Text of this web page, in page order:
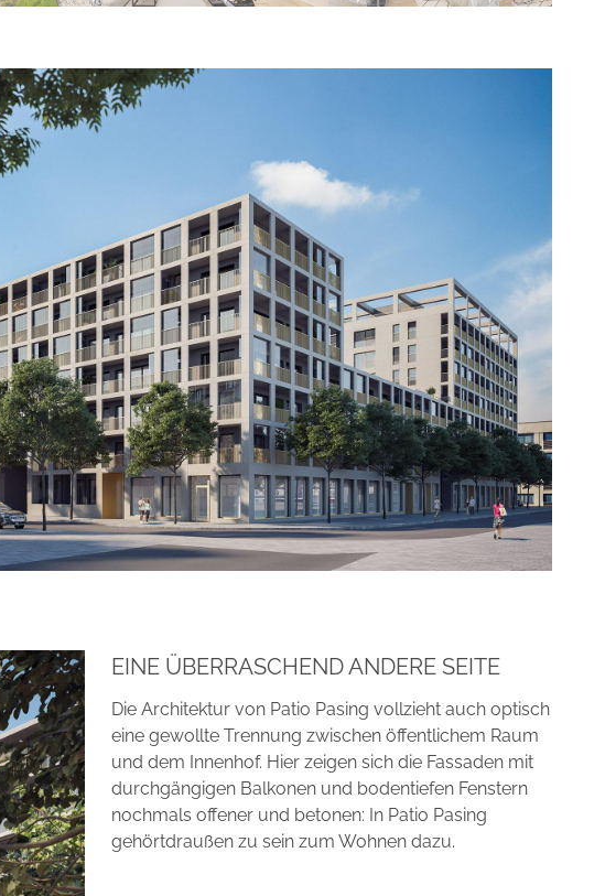
EINE ÜBERRASCHEND ANDERE SEITE
Die Architektur von Patio Pasing vollzieht auch optisch
eine gewollte Trennung zwischen öffentlichem Raum
und dem Innenhof. Hier zeigen sich die Fassaden mit
durchgängigen Balkonen und bodentiefen Fenstern
nochmals offener und betonen: In Patio Pasing
gehörtdraußen zu sein zum Wohnen dazu.